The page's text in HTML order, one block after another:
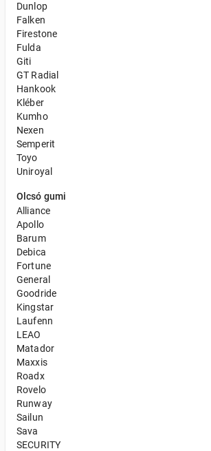
Dunlop
Falken
Firestone
Fulda
Giti
GT Radial
Hankook
Kléber
Kumho
Nexen
Semperit
Toyo
Uniroyal
Olcsó gumi
Alliance
Apollo
Barum
Debica
Fortune
General
Goodride
Kingstar
Laufenn
LEAO
Matador
Maxxis
Roadx
Rovelo
Runway
Sailun
Sava
SECURITY